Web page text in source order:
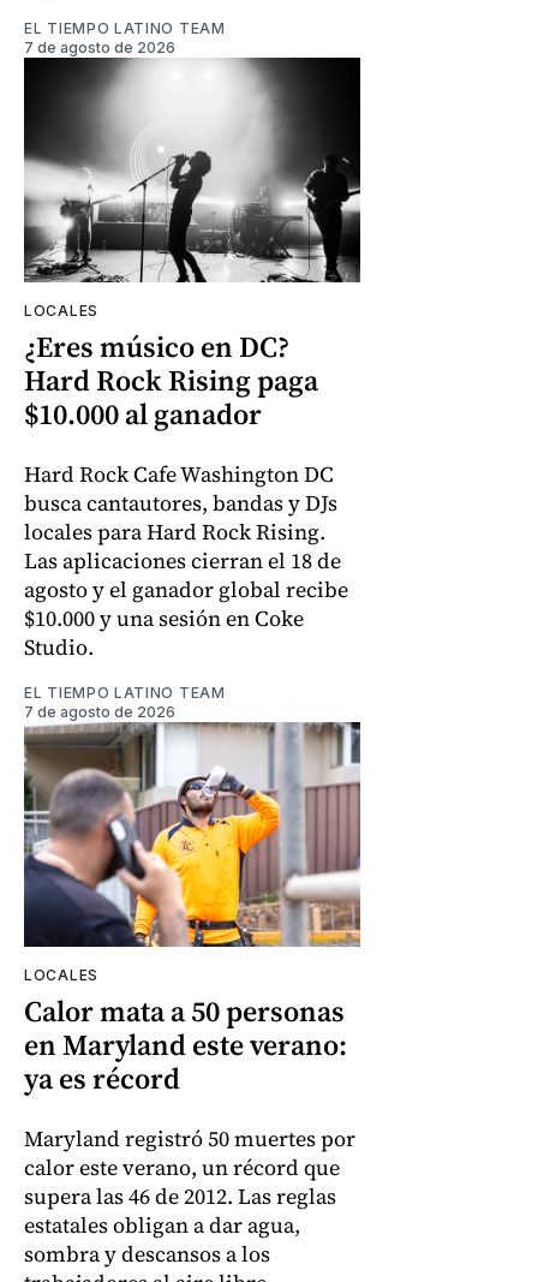
EL TIEMPO LATINO TEAM
7 de agosto de 2026
LOCALES
¿Eres músico en DC?
Hard Rock Rising paga
$10.000 al ganador
Hard Rock Cafe Washington DC
busca cantautores, bandas y DJs
locales para Hard Rock Rising.
Las aplicaciones cierran el 18 de
agosto y el ganador global recibe
$10.000 y una sesión en Coke
Studio.
EL TIEMPO LATINO TEAM
7 de agosto de 2026
LOCALES
Calor mata a 50 personas
en Maryland este verano:
ya es récord
Maryland registró 50 muertes por
calor este verano, un récord que
supera las 46 de 2012. Las reglas
estatales obligan a dar agua,
sombra y descansos a los